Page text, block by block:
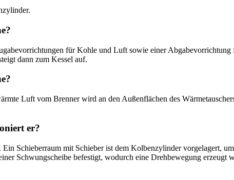
für Kohle und Luft sowie einer
dann zum Kessel auf.
Luft vom Brenner wird an den Außenflächen des
er?
Schieberraum mit Schieber ist dem Kolbenzylinder vorgelagert,
Schwungscheibe befestigt, wodurch eine Drehbewegung